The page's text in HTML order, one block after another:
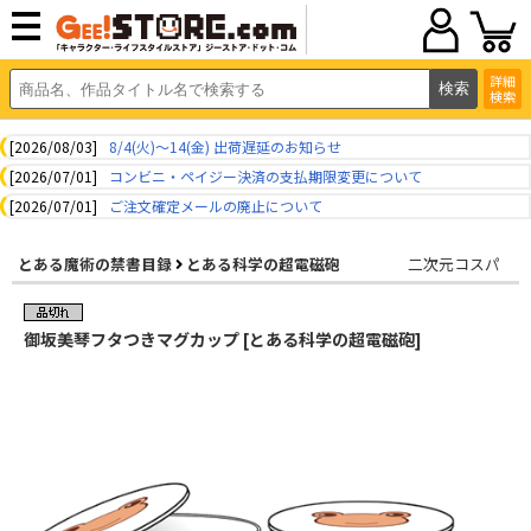
詳細
検索
[2026/08/03]
8/4(火)～14(金) 出荷遅延のお知らせ
[2026/07/01]
コンビニ・ペイジー決済の支払期限変更について
[2026/07/01]
ご注文確定メールの廃止について
とある魔術の禁書目録 とある科学の超電磁砲 二次元コスパ
御坂美琴フタつきマグカップ [とある科学の超電磁砲]